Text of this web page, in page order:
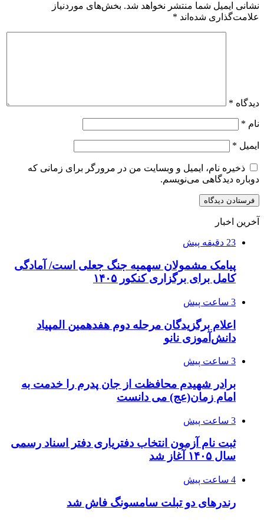
نشانی ایمیل شما منتشر نخواهد شد. بخش‌های موردنیاز
علامت‌گذاری شده‌اند *
دیدگاه *
نام *
ایمیل *
ذخیره نام، ایمیل و وبسایت من در مرورگر برای زمانی که
دوباره دیدگاهی می‌نویسم.
آخرین اخبار
23 دقیقه پیش
پیامک مشمولان سهمیه جنگ جعلی است/ آمادگی
کامل برای برگزاری کنکور ۱۴۰۵
3 ساعت پیش
اعلام برگزیدگان مرحله دوم هفدهمین المپیاد
دانش‌آموزی نانو
3 ساعت پیش
برادر شهیدم محافظت از جان پدرم را خدمت به
امام زمان(عج) می دانست
3 ساعت پیش
ثبت نام آزمون انتخاب دفتریاری دفتر اسناد رسمی
سال ۱۴۰۵ آغاز شد
4 ساعت پیش
رندرهای دو تبلت سامسونگ فاش شد